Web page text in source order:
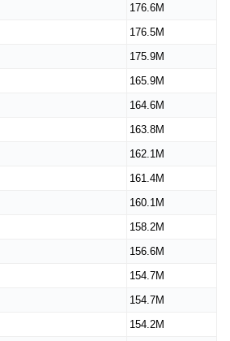
176.6M
176.5M
175.9M
165.9M
164.6M
163.8M
162.1M
161.4M
160.1M
158.2M
156.6M
154.7M
154.7M
154.2M